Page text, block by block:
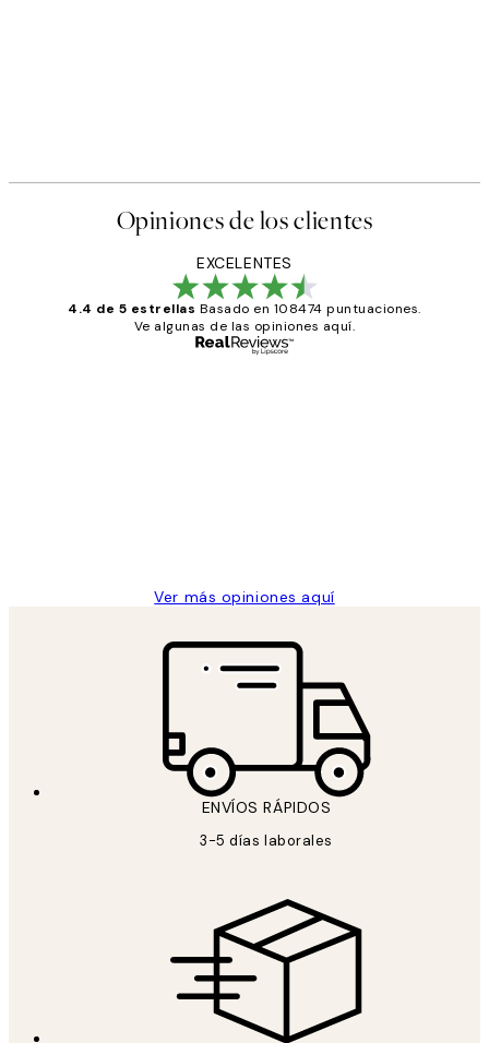
Opiniones de los clientes
EXCELENTES
4.4 de 5 estrellas Basado en 108474 puntuaciones.
Ve algunas de las opiniones aquí.
Ver más opiniones aquí
ENVÍOS RÁPIDOS
3-5 días laborales